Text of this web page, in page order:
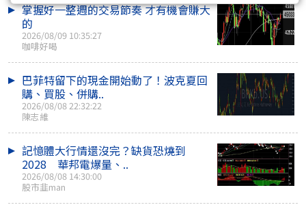
掌握好一整週的交易節奏 才有機會賺大
的
2026/08/09 10:35:27
咖啡好喝
巴菲特留下的現金開始動了！波克夏回
購、買股、併購..
2026/08/08 22:32:22
陳志維
記憶體大行情還沒完？缺貨恐燒到
2028 華邦電爆量、..
2026/08/08 14:30:00
股市韭man